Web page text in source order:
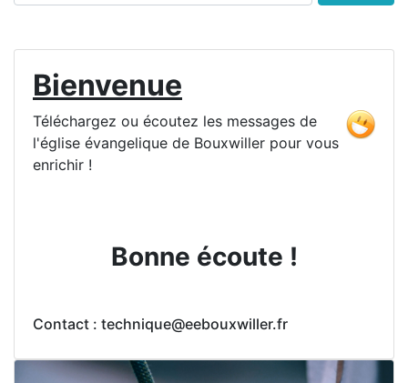
Bienvenue
Téléchargez ou écoutez les messages de
l'église évangelique de Bouxwiller pour vous
enrichir !
Bonne écoute !
Contact : technique@eebouxwiller.fr